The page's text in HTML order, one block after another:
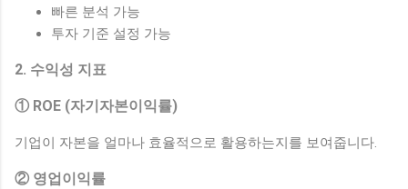
빠른 분석 가능
투자 기준 설정 가능
2. 수익성 지표
① ROE (자기자본이익률)
기업이 자본을 얼마나 효율적으로 활용하는지를 보여줍니다.
② 영업이익률